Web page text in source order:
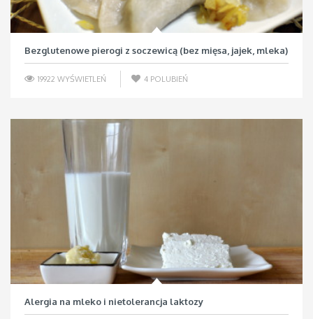
Bezglutenowe pierogi z soczewicą (bez mięsa, jajek, mleka)
19922 WYŚWIETLEŃ 4 POLUBIEŃ
Alergia na mleko i nietolerancja laktozy